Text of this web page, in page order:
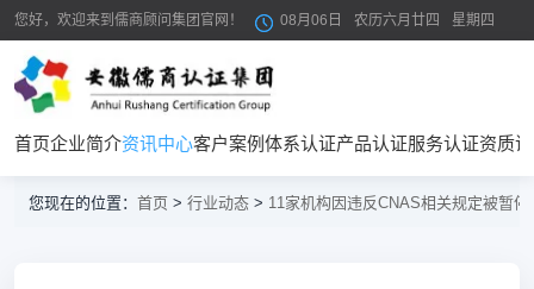
您好，欢迎来到儒商顾问集团官网！ 08月06日 农历六月廿四 星期四
首页企业简介资讯中心客户案例体系认证产品认证服务认证资质
您现在的位置： 首页 > 行业动态 > 11家机构因违反CNAS相关规定被暂停